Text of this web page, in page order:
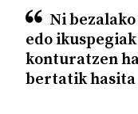
Ni
edo
konturatzen
bertatik hasita